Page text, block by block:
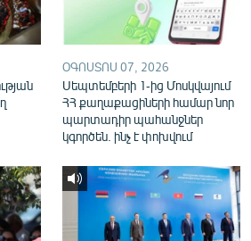
ՕԳՈՍՏՈՍ 07, 2026
Սեպտեմբերի 1-ից Մոսկվայում
ՀՀ քաղաքացիների համար նոր
պարտադիր պահանջներ
կգործեն. ինչ է փոխվում